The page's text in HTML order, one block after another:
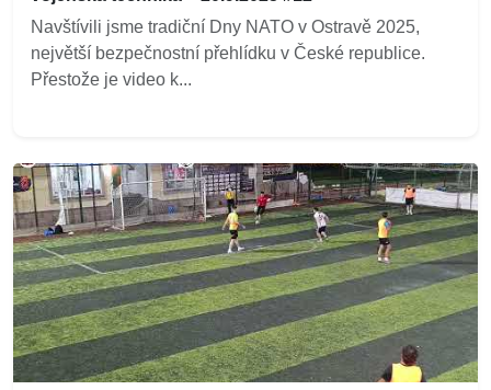
Navštívili jsme tradiční Dny NATO v Ostravě 2025,
největší bezpečnostní přehlídku v České republice.
Přestože je video k...